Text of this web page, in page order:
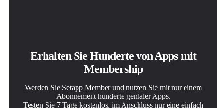
Erhalten Sie Hunderte von Apps mit
Membership
Werden Sie Setapp Member und nutzen Sie mit nur einem
Abonnement hunderte genialer Apps.
Testen Sie 7 Tage kostenlos, im Anschluss nur eine einfach